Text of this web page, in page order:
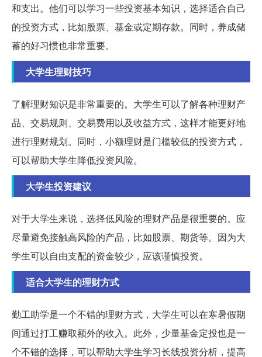
和支出。他们可以学习一些投资基本知识，选择适合自己
的投资方式，比如股票、基金或定期存款。同时，养成储
蓄的好习惯也非常重要。
大学生理财技巧
了解理财知识是非常重要的。大学生可以了解各种理财产
品、交易规则、交易费用以及收益方式，这样才能更好地
进行理财规划。同时，小额理财是门槛较低的投资方式，
可以帮助大学生降低投资风险。
大学生投资建议
对于大学生来说，选择低风险的理财产品是很重要的。应
尽量避免接触高风险的产品，比如股票、期货等。因为大
学生可以自由支配的资金较少，应该谨慎投资。
适合大学生的理财方式
勤工助学是一个不错的理财方式，大学生可以在寒暑假期
间通过打工赚取额外的收入。此外，少量基金定投也是一
个不错的选择，可以帮助大学生学习长线投资分析，提高